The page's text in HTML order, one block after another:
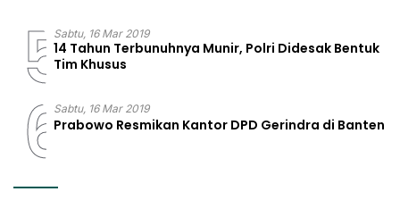
5Sabtu, 16 Mar 2019
14 Tahun Terbunuhnya Munir, Polri Didesak Bentuk
Tim Khusus
6Sabtu, 16 Mar 2019
Prabowo Resmikan Kantor DPD Gerindra di Banten